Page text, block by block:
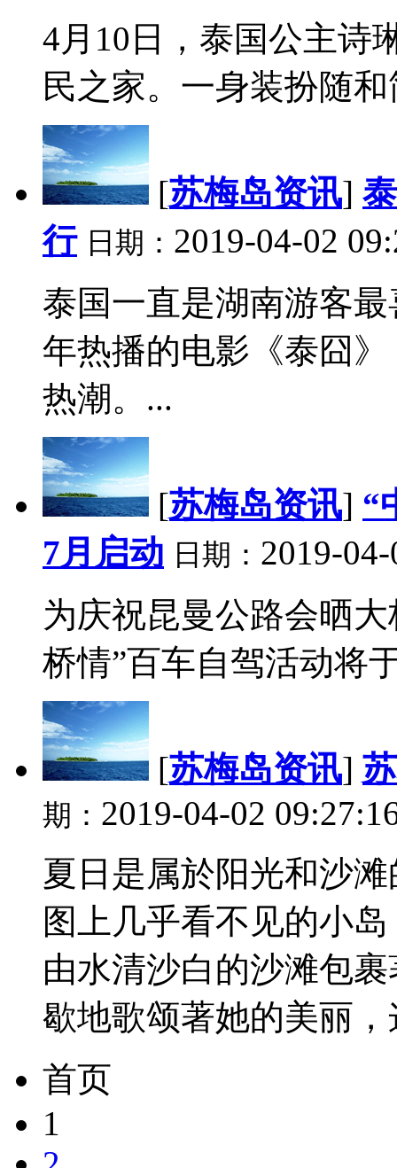
4月10日，泰国公主诗
民之家。一身装扮随
[苏梅岛资讯]
行 日期： 2019-04-02
泰国一直是湖南游客
年热播的电影《泰囧
热潮。...
[苏梅岛资讯] “
7月启动 日期： 2019-
为庆祝昆曼公路会晒
桥情”百车自驾活动将
[苏梅岛资讯]
期： 2019-04-02
夏日是属於阳光和沙
图上几乎看不见的小
由水清沙白的沙滩包
歇地歌颂著她的美丽
首页
1